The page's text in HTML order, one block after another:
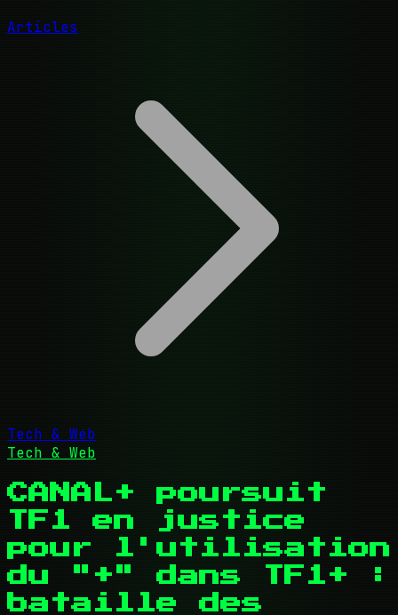
Articles
Tech & Web
Tech & Web
CANAL+ poursuit
TF1 en justice
pour l'utilisation
du "+" dans TF1+ :
bataille des